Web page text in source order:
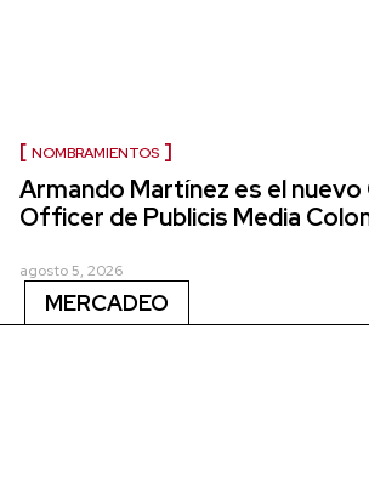
NOMBRAMIENTOS
Armando Martínez es el nuevo
Officer de Publicis Media
agosto 5, 2026
MERCADEO